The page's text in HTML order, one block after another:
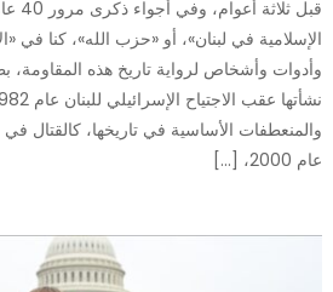
قبل
الإسلامية في لبنان»، أو «حزب الله»، كنا في
وأدوات وأشخاص لرواية تاريخ هذه
والمنعطفات الأساسية في تاريخها، كالقتال
عام 2000، […]